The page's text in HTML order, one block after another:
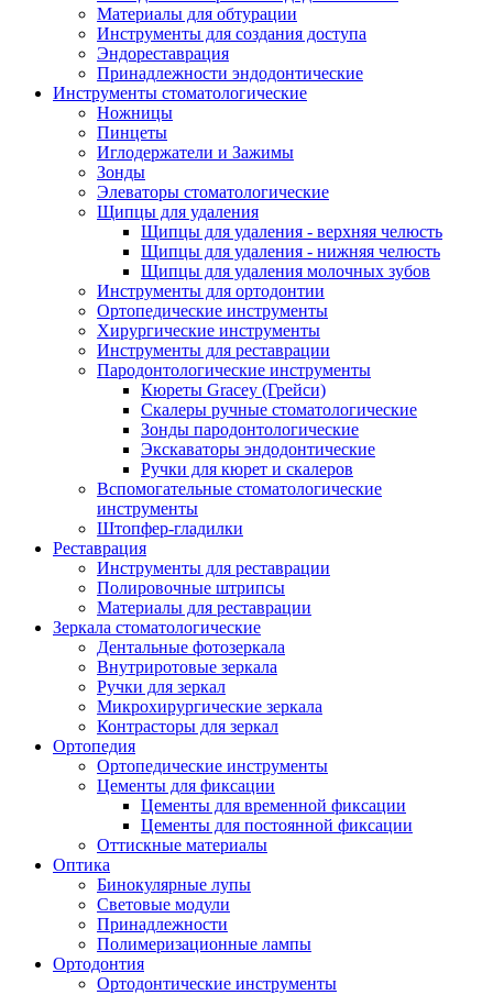
Материалы для обтурации
Инструменты для создания доступа
Эндореставрация
Принадлежности эндодонтические
Инструменты стоматологические
Ножницы
Пинцеты
Иглодержатели и Зажимы
Зонды
Элеваторы стоматологические
Щипцы для удаления
Щипцы для удаления - верхняя челюсть
Щипцы для удаления - нижняя челюсть
Щипцы для удаления молочных зубов
Инструменты для ортодонтии
Ортопедические инструменты
Хирургические инструменты
Инструменты для реставрации
Пародонтологические инструменты
Кюреты Gracey (Грейси)
Скалеры ручные стоматологические
Зонды пародонтологические
Экскаваторы эндодонтические
Ручки для кюрет и скалеров
Вспомогательные стоматологические
инструменты
Штопфер-гладилки
Реставрация
Инструменты для реставрации
Полировочные штрипсы
Материалы для реставрации
Зеркала стоматологические
Дентальные фотозеркала
Внутриротовые зеркала
Ручки для зеркал
Микрохирургические зеркала
Контрасторы для зеркал
Ортопедия
Ортопедические инструменты
Цементы для фиксации
Цементы для временной фиксации
Цементы для постоянной фиксации
Оттискные материалы
Оптика
Бинокулярные лупы
Световые модули
Принадлежности
Полимеризационные лампы
Ортодонтия
Ортодонтические инструменты